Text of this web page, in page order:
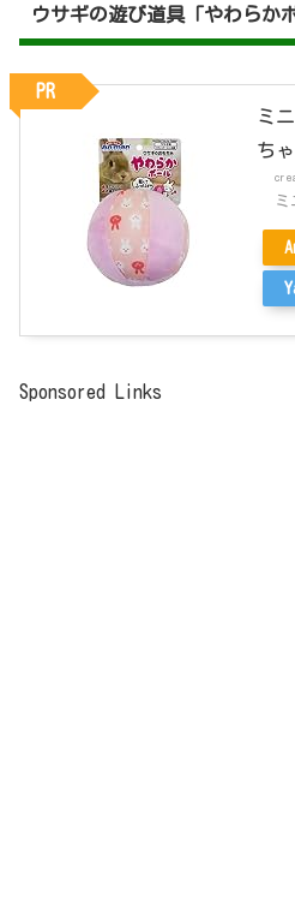
ウサギの遊び道具「やわらか
ミ
ち
ミ
PR
Sponsored Links